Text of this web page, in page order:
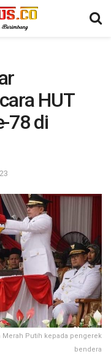
HUT
78 di
Merah Putih kepada pengerek
bendera